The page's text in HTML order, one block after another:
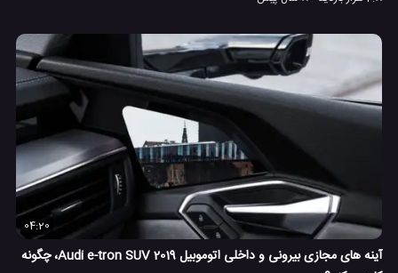
04:20
آینه های مجازی بیرونی و داخلی اتوموبیل 2019 Audi e-tron SUV، چگونه